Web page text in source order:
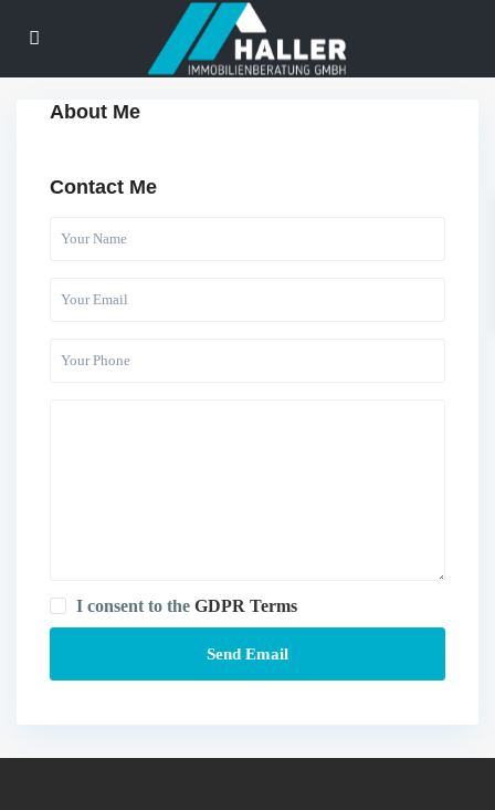
About Me
Contact Me
I consent to theGDPR Terms